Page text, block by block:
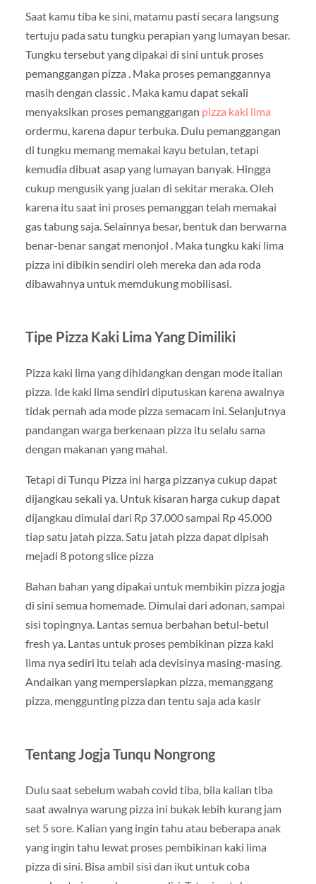
Saat kamu tiba ke sini, matamu pasti secara langsung
tertuju pada satu tungku perapian yang lumayan besar.
Tungku tersebut yang dipakai di sini untuk proses
pemanggangan pizza . Maka proses pemanggannya
masih dengan classic . Maka kamu dapat sekali
menyaksikan proses pemanggangan pizza kaki lima
ordermu, karena dapur terbuka. Dulu pemanggangan
di tungku memang memakai kayu betulan, tetapi
kemudia dibuat asap yang lumayan banyak. Hingga
cukup mengusik yang jualan di sekitar meraka. Oleh
karena itu saat ini proses pemanggan telah memakai
gas tabung saja. Selainnya besar, bentuk dan berwarna
benar-benar sangat menonjol . Maka tungku kaki lima
pizza ini dibikin sendiri oleh mereka dan ada roda
dibawahnya untuk memdukung mobilisasi.
Tipe Pizza Kaki Lima Yang Dimiliki
Pizza kaki lima yang dihidangkan dengan mode italian
pizza. Ide kaki lima sendiri diputuskan karena awalnya
tidak pernah ada mode pizza semacam ini. Selanjutnya
pandangan warga berkenaan pizza itu selalu sama
dengan makanan yang mahal.
Tetapi di Tunqu Pizza ini harga pizzanya cukup dapat
dijangkau sekali ya. Untuk kisaran harga cukup dapat
dijangkau dimulai dari Rp 37.000 sampai Rp 45.000
tiap satu jatah pizza. Satu jatah pizza dapat dipisah
mejadi 8 potong slice pizza
Bahan bahan yang dipakai untuk membikin pizza jogja
di sini semua homemade. Dimulai dari adonan, sampai
sisi topingnya. Lantas semua berbahan betul-betul
fresh ya. Lantas untuk proses pembikinan pizza kaki
lima nya sediri itu telah ada devisinya masing-masing.
Andaikan yang mempersiapkan pizza, memanggang
pizza, menggunting pizza dan tentu saja ada kasir
Tentang Jogja Tunqu Nongrong
Dulu saat sebelum wabah covid tiba, bila kalian tiba
saat awalnya warung pizza ini bukak lebih kurang jam
set 5 sore. Kalian yang ingin tahu atau beberapa anak
yang ingin tahu lewat proses pembikinan kaki lima
pizza di sini. Bisa ambil sisi dan ikut untuk coba